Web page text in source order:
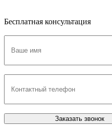
Бесплатная консультация